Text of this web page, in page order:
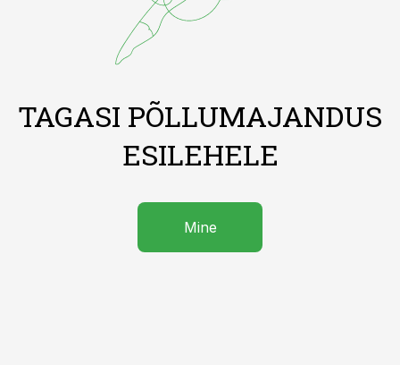
TAGASI PÕLLUMAJANDUS
ESILEHELE
Mine